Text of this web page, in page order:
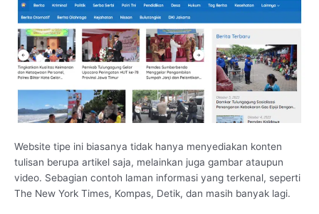
Website tipe ini biasanya tidak hanya menyediakan konten
tulisan berupa artikel saja, melainkan juga gambar ataupun
video. Sebagian contoh laman informasi yang terkenal, seperti
The New York Times, Kompas, Detik, dan masih banyak lagi.